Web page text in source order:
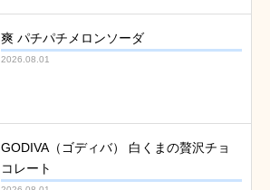
爽 パチパチメロンソーダ
2026.08.01
GODIVA（ゴディバ） 白くまの贅沢チョ
コレート